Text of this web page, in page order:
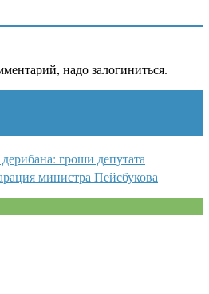
надо залогиниться.
гроши депутата
министра Пейсбукова